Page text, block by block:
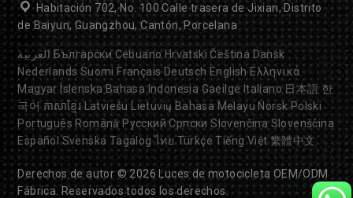
Habitación 702, No. 100 Calle trasera de Jixian, Distrito
de Baiyun, Guangzhou, Cantón, Porcelana
العربية Български Cebuano Hrvatski Čeština Dansk
Nederlands Suomi Français Deutsch English Ελληνικά
Magyar Íslenska Bahasa Indonesia Gaeilge Italiano 日本語 한
국어 ភាសាខ្មែរ Latviešu Lietuvių Bahasa Melayu Norsk Polski
Português Română Русский Српски Slovenčina Slovenščina
Español Svenska Tagalog ไทย Türkçe Tiếng Việt 繁體中文
Derechos de autor © 2026 Luces de motocicleta OEM/ODM
Fábrica. Reservados todos los derechos.